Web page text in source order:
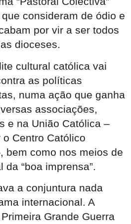
consideram de ódio e
por vir a ser todos
dioceses.
cultural católica vai
as políticas
numa ação que ganha
associações,
e na União Católica –
Centro Católico
bem como nos meios de
“boa imprensa”.
a conjuntura nada
internacional. A
Grande Guerra